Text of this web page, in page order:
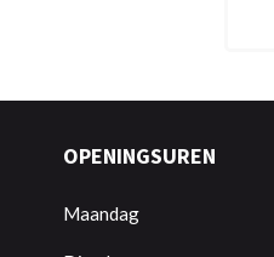
OPENINGSUREN
Maandag